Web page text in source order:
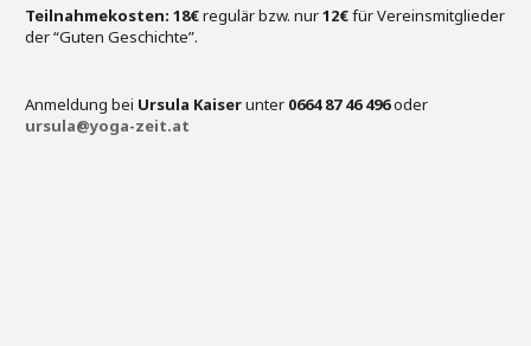
Teilnahmekosten: 18€regulär bzw. nur12€für Vereinsmitglieder
der “Guten Geschichte”.
Anmeldung bei Ursula Kaiserunter 0664 87 46 496oder
ursula@yoga-zeit.at